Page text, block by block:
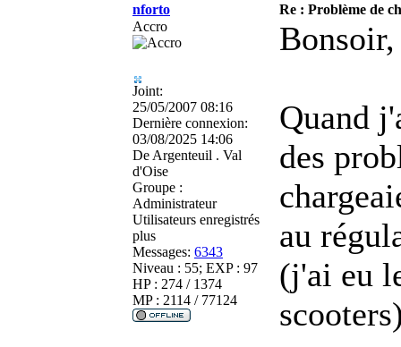
nforto
Re : Problème de
Accro
Joint:
25/05/2007 08:16
Dernière connexion:
03/08/2025 14:06
De Argenteuil . Val
d'Oise
Groupe :
Administrateur
Utilisateurs enregistrés
plus
Messages: 6343
Niveau : 55; EXP : 97
HP : 274 / 1374
MP : 2114 / 77124
Bonsoir,
Quand
des
au
(j'ai eu